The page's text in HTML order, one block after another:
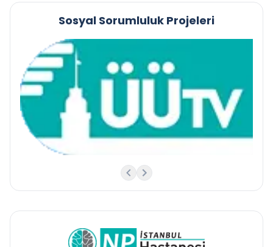
Sosyal Sorumluluk Projeleri